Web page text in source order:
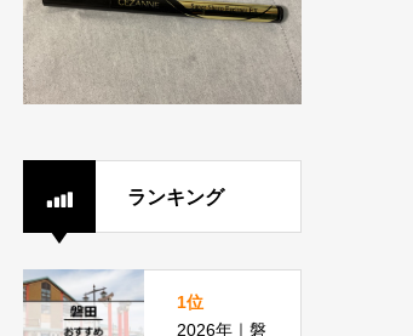
ランキング
1位
2026年｜磐